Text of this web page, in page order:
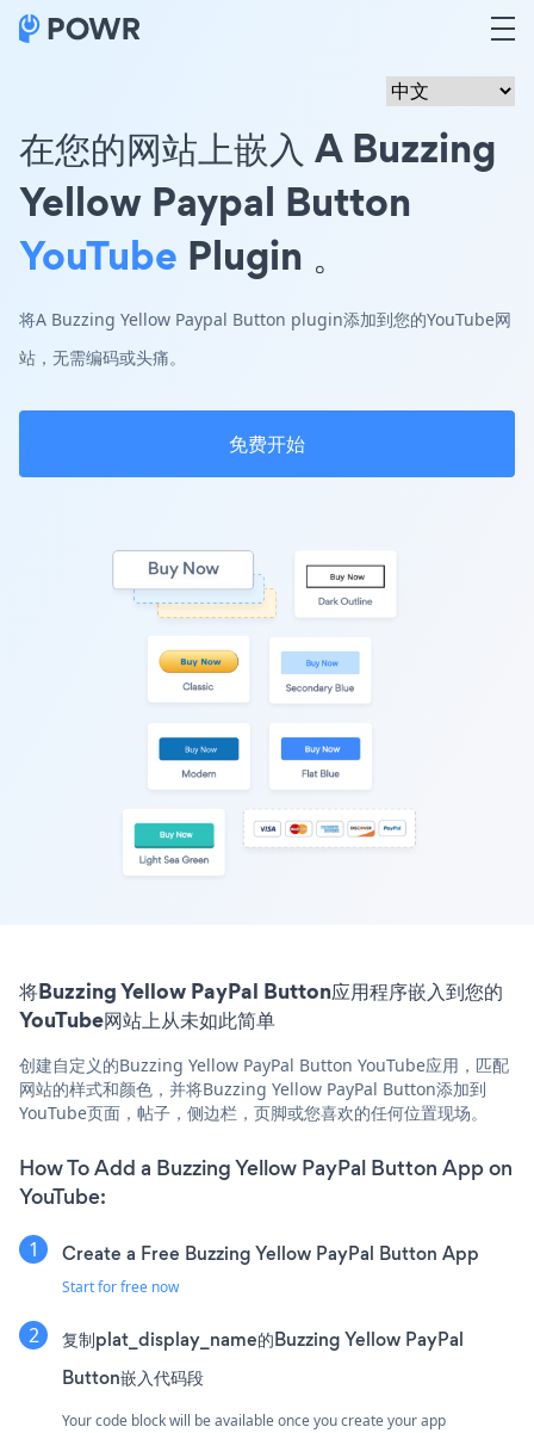
在您的网站上嵌入 A Buzzing
Yellow Paypal Button
YouTube Plugin 。
将A Buzzing Yellow Paypal Button plugin添加到您的YouTube网
站，无需编码或头痛。
免费开始
将Buzzing Yellow PayPal Button应用程序嵌入到您的
YouTube网站上从未如此简单
创建自定义的Buzzing Yellow PayPal Button YouTube应用，匹配
网站的样式和颜色，并将Buzzing Yellow PayPal Button添加到
YouTube页面，帖子，侧边栏，页脚或您喜欢的任何位置现场。
How To Add a Buzzing Yellow PayPal Button App on
YouTube:
Create a Free Buzzing Yellow PayPal Button App
Start for free now
复制plat_display_name的Buzzing Yellow PayPal
Button嵌入代码段
Your code block will be available once you create your app